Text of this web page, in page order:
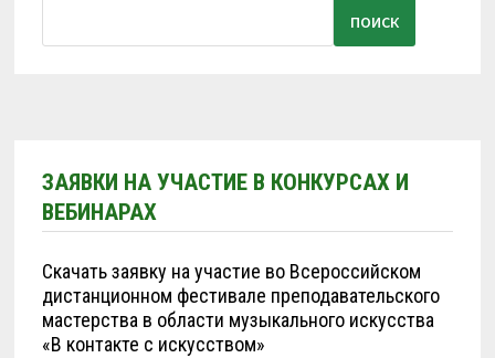
2022
ПОИСК
ЗАЯВКИ НА УЧАСТИЕ В КОНКУРСАХ И
ВЕБИНАРАХ
Скачать заявку на участие во Всероссийском
дистанционном фестивале преподавательского
мастерства в области музыкального искусства
«В контакте с искусством»